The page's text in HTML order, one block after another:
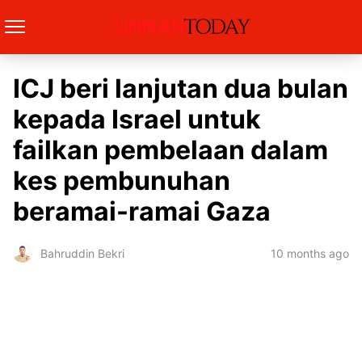
ICJ beri lanjutan dua bulan
kepada Israel untuk
failkan pembelaan dalam
kes pembunuhan
beramai-ramai Gaza
Bahruddin Bekri 10 months ago